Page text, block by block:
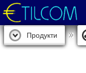
Продукти